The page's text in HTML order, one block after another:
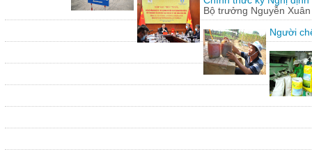
Bộ trưởng Nguyễn
Người